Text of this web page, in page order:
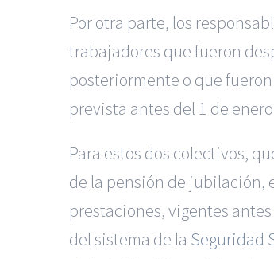
Por otra parte, los
trabajadores que fueron
posteriormente o que
prevista antes del 1 de
Para estos dos colectivos,
de la pensión de jubilación,
prestaciones, vigentes
del sistema de la Seguridad